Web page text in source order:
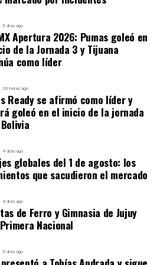
Rusev definiendo de derecha
con tranquilidad y
diez minutos después de la
del planteamiento visitante.
largos pasajes, pero
transiciones rápidas y
peligro búlgaro
30 intervenciones dentro
no consiguió transformar
5 días ago
Apertura 2026: Pumas goleó en
de la Jornada 3 y Tijuana
como líder
20 horas ago
Ready se afirmó como líder y
goleó en el inicio de la jornada
4 días ago
globales del 1 de agosto: los
que sacudieron el mercado
4 días ago
de Ferro y Gimnasia de Jujuy
Nacional
5 días ago